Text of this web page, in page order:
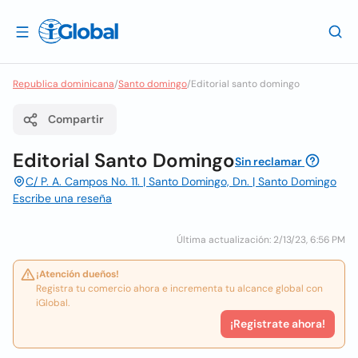
Republica dominicana/Santo domingo/Editorial santo domingo
Compartir
Editorial Santo DomingoSin reclamar
C/ P. A. Campos No. 11. | Santo Domingo, Dn. | Santo Domingo
Escribe una reseña
Última actualización: 2/13/23, 6:56 PM
¡Atención dueños!
Registra tu comercio ahora e incrementa tu alcance global con
iGlobal.
¡Registrate ahora!